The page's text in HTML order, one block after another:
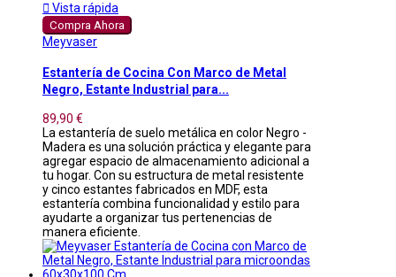
 Vista rápida
Compra Ahora
Meyvaser
Estantería de Cocina Con Marco de Metal
Negro, Estante Industrial para...
89,90 €
La estantería de suelo metálica en color Negro -
Madera es una solución práctica y elegante para
agregar espacio de almacenamiento adicional a
tu hogar. Con su estructura de metal resistente
y cinco estantes fabricados en MDF, esta
estantería combina funcionalidad y estilo para
ayudarte a organizar tus pertenencias de
manera eficiente.